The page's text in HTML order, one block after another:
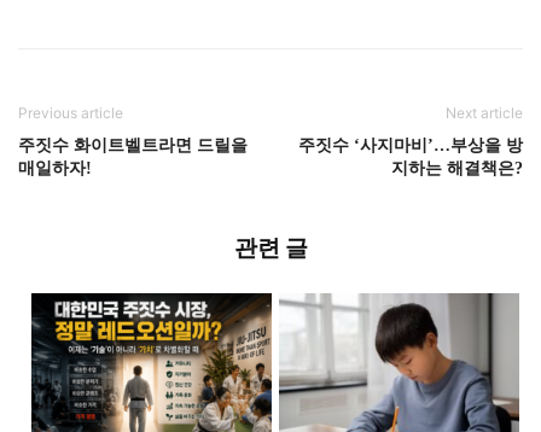
Previous article
주짓수 화이트벨트라면 드릴을
매일하자!
Next article
주짓수 ‘사지마비’…부상을 방
지하는 해결책은?
관련 글